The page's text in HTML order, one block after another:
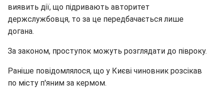
виявить дії, що підривають авторитет
держслужбовця, то за це передбачається лише
догана.
За законом, проступок можуть розглядати до півроку.
Раніше повідомлялося, що у Києві чиновник розсікав
по місту п'яним за кермом.